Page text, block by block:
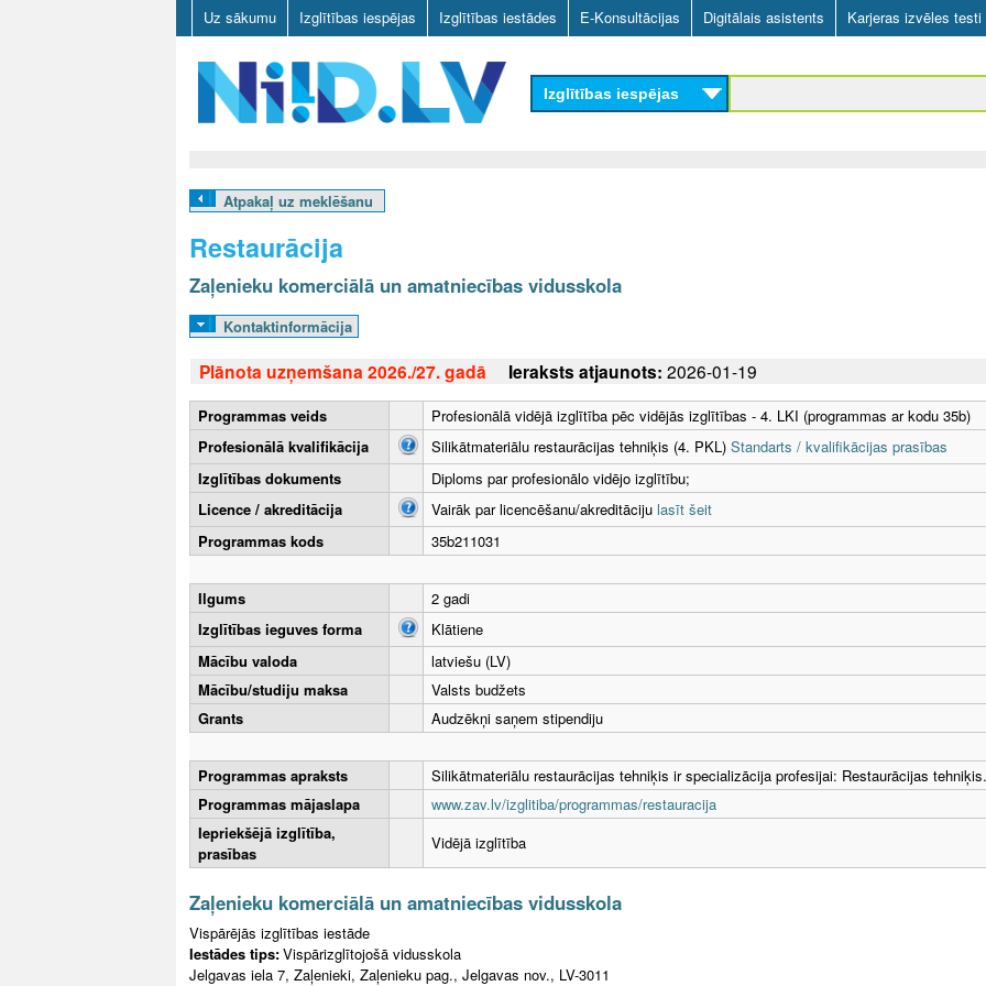
Skip
to
main
content
Uz sākumu Izglītības iespējas Izglītības iestādes E-Konsultācijas Digitālais asistents Karjeras izvēles testi
D
V
Izglītības iespējas
Atpakaļ uz meklēšanu
Restaurācija
Zaļenieku komerciālā un amatniecības vidusskola
Kontaktinformācija
Plānota uzņemšana 2026./27. gadā Ieraksts atjaunots: 2026-01-19
Programmas veids
Profesionālā vidējā izglītība pēc vidējās izglītības - 4. LKI (programmas ar kodu 35b)
Profesionālā kvalifikācija
Silikātmateriālu restaurācijas tehniķis (4. PKL) Standarts / kvalifikācijas prasības
Izglītības dokuments
Diploms par profesionālo vidējo izglītību;
Licence / akreditācija
Vairāk par licencēšanu/akreditāciju lasīt šeit
Programmas kods
35b211031
Ilgums
2 gadi
Izglītības ieguves forma
Klātiene
Mācību valoda
latviešu (LV)
Mācību/studiju maksa
Valsts budžets
Grants
Audzēkņi saņem stipendiju
Programmas apraksts
Silikātmateriālu restaurācijas tehniķis ir specializācija profesijai: Restaurācijas tehniķis.
Programmas mājaslapa
www.zav.lv/izglitiba/programmas/restauracija
Iepriekšējā izglītība,
prasības
Vidējā izglītība
Zaļenieku komerciālā un amatniecības vidusskola
Vispārējās izglītības iestāde
Iestādes tips:Vispārizglītojošā vidusskola
Jelgavas iela 7, Zaļenieki, Zaļenieku pag., Jelgavas nov., LV-3011